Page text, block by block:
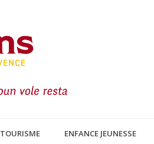
TOURISME ENFANCE JEUNESSE